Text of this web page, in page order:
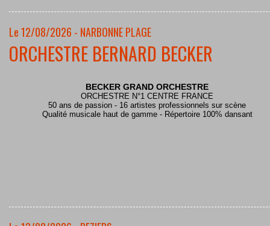
Le 12/08/2026 - NARBONNE PLAGE
ORCHESTRE BERNARD BECKER
BECKER GRAND ORCHESTRE
ORCHESTRE N°1 CENTRE FRANCE
50 ans de passion - 16 artistes professionnels sur scène
Qualité musicale haut de gamme - Répertoire 100% dansant